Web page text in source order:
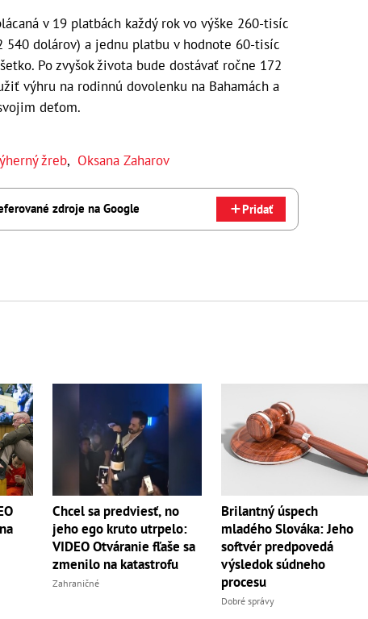
v 19 platbách každý rok vo výške 260-tisíc
540 dolárov) a jednu platbu v hodnote 60-tisíc
Po zvyšok života bude dostávať ročne 172
výhru na rodinnú dovolenku na Bahamách a
deťom.
žreb, Oksana Zaharov
zdroje na Google Pridať
Chcel sa predviesť, no
jeho ego kruto utrpelo:
VIDEO Otváranie fľaše sa
zmenilo na katastrofu
Zahraničné
Brilantný úspech
mladého Slováka: Jeho
softvér predpovedá
výsledok súdneho
procesu
Dobré správy